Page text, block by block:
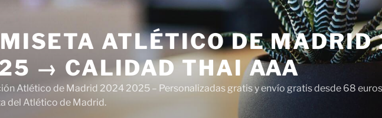
ATLÉTICO DE
→ CALIDAD THAI AAA
Atlético de Madrid 2024 2025 – Personalizadas gratis y envío gratis desde 68
del Atlético de Madrid.